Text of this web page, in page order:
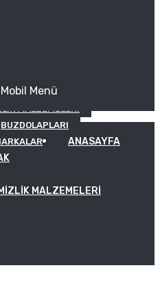
MALZEMELERI
BUZDOLAPLARI
Mobil Menü
ANASAYFA
MALZEMELERI